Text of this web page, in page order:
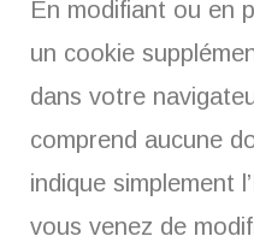
En modifiant ou en
un cookie
dans votre
comprend aucune
indique simplement
vous venez de